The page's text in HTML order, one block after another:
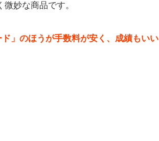
妙な商品です。
」のほうが手数料が安く、成績もいい